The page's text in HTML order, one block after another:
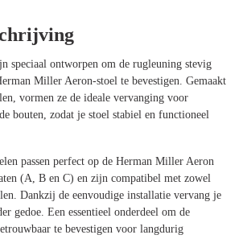
speciaal ontworpen om de rugleuning stevig
Miller Aeron-stoel te bevestigen. Gemaakt
vormen ze de ideale vervanging voor
bouten, zodat je stoel stabiel en functioneel
passen perfect op de Herman Miller Aeron
(A, B en C) en zijn compatibel met zowel
Dankzij de eenvoudige installatie vervang je
gedoe. Een essentieel onderdeel om de
te bevestigen voor langdurig